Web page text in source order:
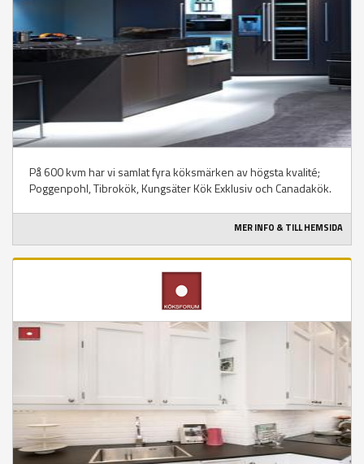
På 600 kvm har vi samlat fyra köksmärken av högsta kvalité;
Poggenpohl, Tibrokök, Kungsäter Kök Exklusiv och Canadakök.
MER INFO & TILL HEMSIDA